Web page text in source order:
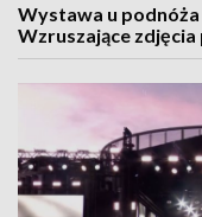
Wystawa u
Wzruszające zdjęcia